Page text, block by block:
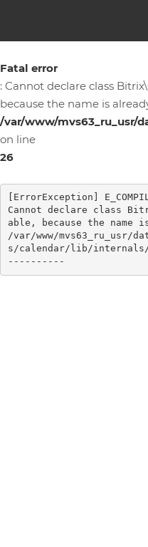
Fatal error
: Cannot declare class
because the name is
/var/www/mvs63_ru_usr/
on line
26
[ErrorException]
Cannot declare class
able, because the name
/var/www/mvs63_ru_usr/
s/calendar/lib/internals/